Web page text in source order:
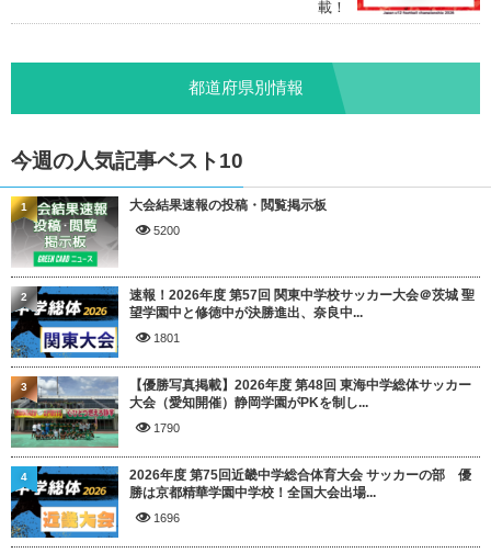
載！
都道府県別情報
今週の人気記事ベスト10
大会結果速報の投稿・閲覧掲示板
5200
1
速報！2026年度 第57回 関東中学校サッカー大会＠茨城 聖
望学園中と修徳中が決勝進出、奈良中...
1801
2
【優勝写真掲載】2026年度 第48回 東海中学総体サッカー
大会（愛知開催）静岡学園がPKを制し...
1790
3
2026年度 第75回近畿中学総合体育大会 サッカーの部 優
勝は京都精華学園中学校！全国大会出場...
1696
4